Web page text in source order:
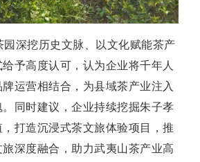
园深挖历史文脉、以文化赋能茶产
予高度认可，认为企业将千年人
运营相结合，为县域茶产业注入
同时建议，企业持续挖掘朱子孝
打造沉浸式茶文旅体验项目，推
深度融合，助力武夷山茶产业高